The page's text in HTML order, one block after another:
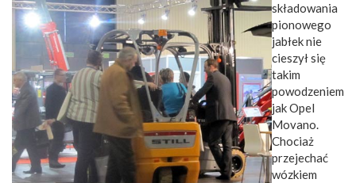
składowania
pionowego
jabłek nie
cieszył się
takim
powodzeniem
jak Opel
Movano.
Chociaż
przejechać
wózkiem